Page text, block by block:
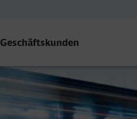
Geschäftskunden